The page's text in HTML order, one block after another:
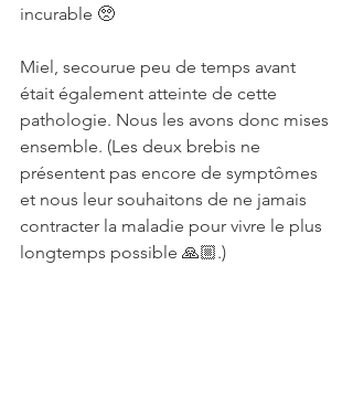
incurable 🥺
Miel, secourue peu de temps avant
était également atteinte de cette
pathologie. Nous les avons donc mises
ensemble. (Les deux brebis ne
présentent pas encore de symptômes
et nous leur souhaitons de ne jamais
contracter la maladie pour vivre le plus
longtemps possible 🙏🏼.)